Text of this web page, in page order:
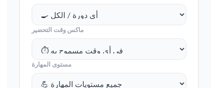
ماكس وقت التحضير
مستوى المهارة